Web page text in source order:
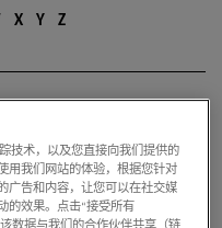
X Y Z
技术，以及您直接向我们提供的
用我们网站的体验，根据您针对
广告和内容，让您可以在社交媒
的效果。点击“接受所有